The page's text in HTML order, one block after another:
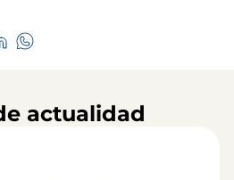
actualidad